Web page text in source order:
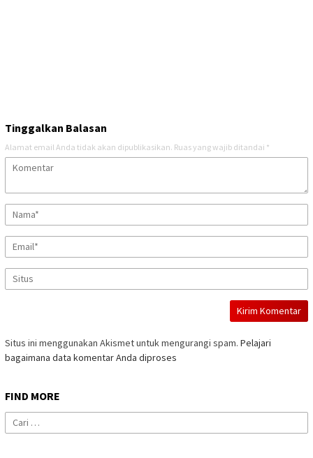
Tinggalkan Balasan
Alamat email Anda tidak akan dipublikasikan. Ruas yang wajib ditandai *
Situs ini menggunakan Akismet untuk mengurangi spam. Pelajari
bagaimana data komentar Anda diproses
FIND MORE
Cari
untuk: